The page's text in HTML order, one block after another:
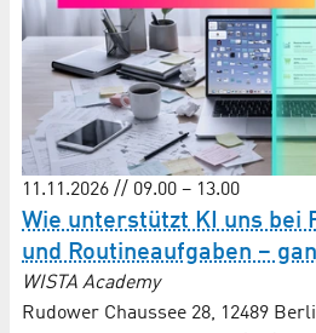
11.11.2026 // 09.00 – 13.00
Wie unterstützt KI uns bei
und Routine­aufgaben –
WISTA Academy
Rudower Chaussee 28, 12489